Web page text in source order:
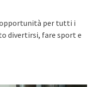
per tutti i
divertirsi, fare sport e